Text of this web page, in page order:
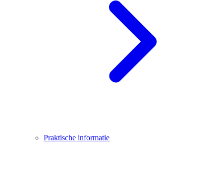
Praktische informatie